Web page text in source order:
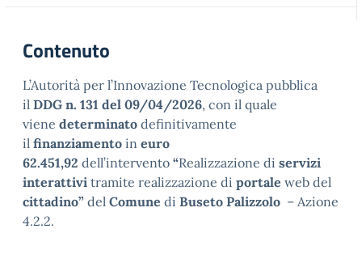
Contenuto
L’Autorità per l’Innovazione Tecnologica pubblica
il DDG n. 131 del 09/04/2026, con il quale
viene determinato definitivamente
il finanziamento in euro
62.451,92 dell’intervento “Realizzazione di servizi
interattivi tramite realizzazione di portale web del
cittadino” del Comune di Buseto Palizzolo – Azione
4.2.2.